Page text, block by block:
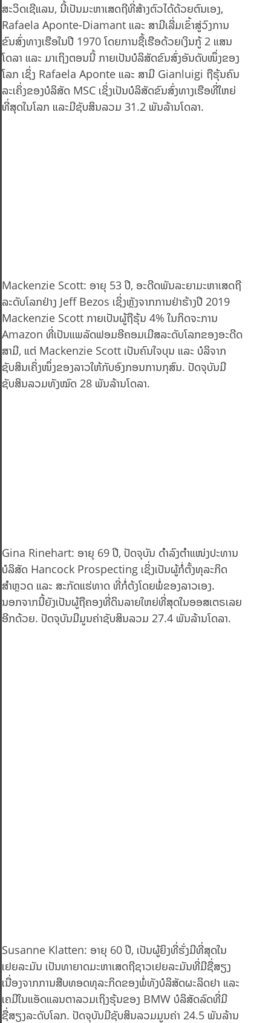
ສະວິດເຊີແລນ, ນີ້ເປັນມະຫາເສດຖີທີ່ສ້າງຕົວໄດ້ດ້ວຍຕົນເອງ,
Rafaela Aponte-Diamant ແລະ ສາມີເລີ່ມເຂົ້າສູ່ວົງການ
ຂົນສົ່ງທາງເຮືອໃນປີ 1970 ໂດຍການຊື້ເຮືອດ້ວຍເງິນກູ້ 2 ແສນ
ໂດລາ ແລະ ມາເຖິງຕອນນີ້ ກາຍເປັນບໍລິສັດຂົນສົ່ງອັນດັບໜຶ່ງຂອງ
ໂລກ ເຊິ່ງ Rafaela Aponte ແລະ ສາມີ Gianluigi ຖືຮຸ້ນຄົນ
ລະເຄິ່ງຂອງບໍລິສັດ MSC ເຊິ່ງເປັນບໍລິສັດຂົນສົ່ງທາງເຮືອທີ່ໃຫຍ່
ທີ່ສຸດໃນໂລກ ແລະມີຊັບສິນລວມ 31.2 ພັນລ້ານໂດລາ.
Mackenzie Scott: ອາຍຸ 53 ປີ, ອະດີດພັນລະຍາມະຫາເສດຖີ
ລະດັບໂລກຢ່າງ Jeff Bezos ເຊິ່ງຫຼັງຈາກການຢ່າຮ້າງປີ 2019
Mackenzie Scott ກາຍເປັນຜູ້ຖືຮຸ້ນ 4% ໃນກິດຈະການ
Amazon ທີ່ເປັນແພລັດຟອມອີຄອມເມີສລະດັບໂລກຂອງອະດີດ
ສາມີ, ແຕ່ Mackenzie Scott ເປັນຄົນໃຈບຸນ ແລະ ບໍລິຈາກ
ຊັບສິນເຄິ່ງໜຶ່ງຂອງລາວໃຫ້ກັບອົງກອນການກຸສົນ. ປັດຈຸບັນມີ
ຊັບສິນລວມທັງໝົດ 28 ພັນລ້ານໂດລາ.
Gina Rinehart: ອາຍຸ 69 ປີ, ປັດຈຸບັນ ດຳລົງຕຳແໜ່ງປະທານ
ບໍລິສັດ Hancock Prospecting ເຊິ່ງເປັນຜູ້ກໍ່ຕັ້ງທຸລະກິດ
ສຳຫຼວດ ແລະ ສະກັດແຮ່ທາດ ທີ່ກໍ່ຕ້ງໂດຍພໍ່ຂອງລາວເອງ.
ນອກຈາກນີ້ຍັງເປັນຜູ້ຖືຄອງທີ່ດິນລາຍໃຫຍ່ທີ່ສຸດໃນອອສເຕຣເລຍ
ອີກດ້ວຍ. ປັດຈຸບັນມີມູນຄ່າຊັບສິນລວມ 27.4 ພັນລ້ານໂດລາ.
Susanne Klatten: ອາຍຸ 60 ປີ, ເປັນຜູ້ຍິງທີ່ຮັ່ງມີທີ່ສຸດໃນ
ເຢຍລະມັນ ເປັນທາຍາດມະຫາເສດຖີຊາວເຢຍລະມັນທີ່ມີຊື່ສຽງ
ເນື່ອງຈາກການສືບທອດທຸລະກິດຂອງພໍ່ທັງບໍລິສັດຜະລິດຢາ ແລະ
ເຄມີໃນແອັດແລນຕາລວມເຖິງຮຸ້ນຂອງ BMW ບໍລິສັດລົດທີ່ມີ
ຊື່ສຽງລະດັບໂລກ. ປັດຈຸບັນມີຊັບສິນລວມມູນຄ່າ 24.5 ພັນລ້ານ